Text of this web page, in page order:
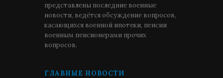
представлены последние военные
новости, ведётся обсуждение вопросов,
касающихся военной ипотеки, пенсии
военным пенсионерами прочих
вопросов.
ГЛАВНЫЕ НОВОСТИ